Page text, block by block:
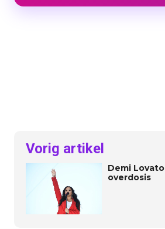
Vorig artikel
Demi
overdosis